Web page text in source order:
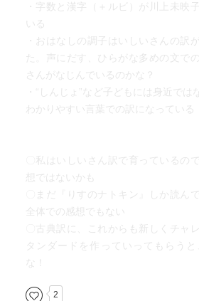
・字数と漢字（＋ルビ）が川上未映
いる
・おはなしの調子はいしいさんの訳
た。声にだす、ひらがな多めの文で
さんがなじんでいるのかな？
・“しんじょ”など子どもには身近では
わかりやすい言葉での訳になっている
〇私はいしいさん訳で育っているの
想ではないかも
〇まだ『りすのナトキン』しか読ん
全体での感想でもない
〇古典訳に、これからも新しくチャ
タンダードを作っていってもらうと
な！
2